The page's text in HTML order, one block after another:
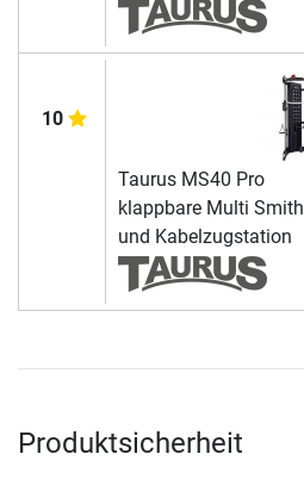
10
Taurus MS40 Pro
klappbare Multi Smith
und Kabelzugstation
Produktsicherheit